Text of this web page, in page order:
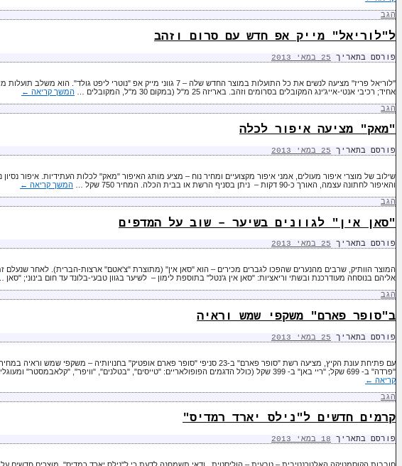
הגב
ל"לוריאל" מייק אפ חדש עם סרום וזהב
פורסם בתאריך 25 במאי 2013
"לוריאל פריז" מציעה לנשים את כל התועלות במוצר החדש שלה – 7 גווני מייק אפ "נוטרי ליפט
אחיד; רכיבי אנטי-אייג'ינג המקובלים בסרומים וזהב. באריזה 25 מ"ל (במקום 30 מ"ל, המקובלים …
המשך קריאה ←
הגב
"מאק" מציעה איפור לכלה
פורסם בתאריך 25 במאי 2013
והאיפור לחתונה עצמה, האורך כ-90 דקות – ניתן בסניף הרשת או בבית הכלה. המחיר 750 שקל …
המשך קריאה ←
הגב
"סאן אין" לגוונים בשיער – שוב על המדפים
פורסם בתאריך 25 במאי 2013
המוצר הוותיק, שרבים מהנערים שהפכו לגברים מכירים – הוא "סאן אין" (מתוצרת "צ'אטם" ארצות-הברית). לאחר שנעלם
אליהם בנוסחה מעודרכנת ובשתי וריאציות: "סאן אין ג'נטל" בתוספת לימון – לשיער בגוון טבעי-בלונד עד חום בינוני; "סאן
הגב
ב"סופר פארם" משקפי שמש וראיה
פורסם בתאריך 25 במאי 2013
עם פתיחת עונת הקיץ, מציעה רשת "סופר פארם" ב-23 סניפי "סופר פארם אופטיק" בחנויותיה – משקפי
"פרדה" ב- 699 שקל; "ריי באן" ב- 399 שקל (כולל הדגמים הפופולאריים: "טייסים", "בטלנים", "וויפר", "קלאבמסטר" ומעוגלים); "גוצ'י" ו"לאקוסט" …
קריאה ←
הגב
קרמים חדשים ל"נילס יארד רמדיס"
פורסם בתאריך 18 במאי 2013